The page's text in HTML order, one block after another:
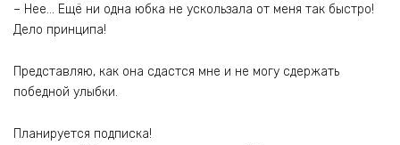
– Нее… Ещё ни одна юбка не ускользала от меня так быстро!
Дело принципа!
Представляю, как она сдастся мне и не могу сдержать
победной улыбки.
Планируется подписка!